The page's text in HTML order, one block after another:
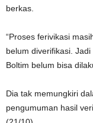
berkas.
“Proses ferivikasi
belum diverifikasi.
Boltim belum bisa
Dia tak memungkiri
pengumuman hasil